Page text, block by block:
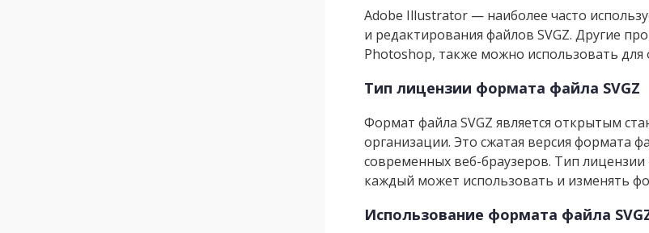
Adobe Illustrator — наиболее часто
и редактирования файлов SVGZ. Другие
Photoshop, также можно использовать для
Тип лицензии формата файла SVGZ
Формат файла SVGZ является открытым
организации. Это сжатая версия формата
современных веб-браузеров. Тип
каждый может использовать и изменять
Использование формата файла